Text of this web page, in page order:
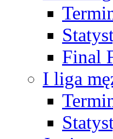
Final
I liga